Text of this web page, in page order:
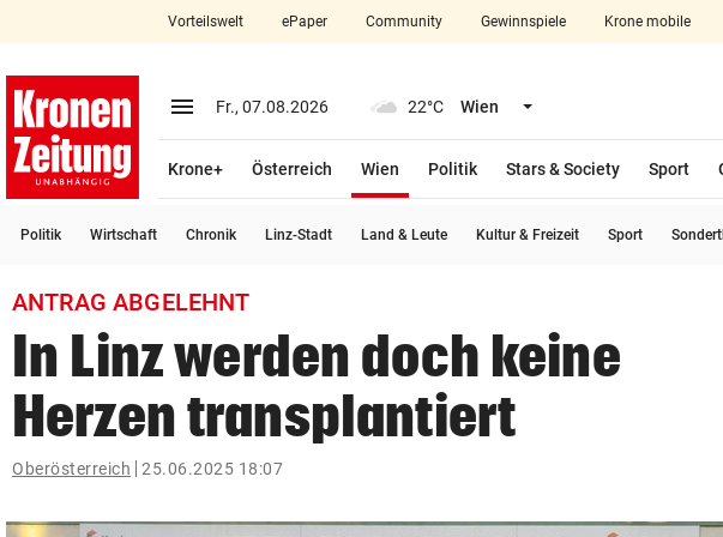
closeSchließen
account_circle Anmelden
arrow_right
search
Suchbegriff
eingeben
Vorteilswelt ePaper Community Gewinnspiele Krone mobile
menu Menü aufklappen
Fr., 07.08.2026 22°C Wien Menü aufklappen
Krone+ Österreich Wien
Politik
Stars & Society Sport
Politik Wirtschaft Chronik Linz-Stadt Land & Leute Kultur & Freizeit Sport
ANTRAG ABGELEHNT
In Linz werden doch keine
Herzen transplantiert
Oberösterreich 25.06.2025 18:07